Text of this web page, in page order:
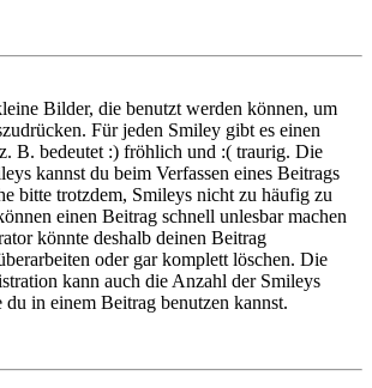
Bilder, die benutzt werden können, um
Für jeden Smiley gibt es einen
B. bedeutet :) fröhlich und :( traurig. Die
kannst du beim Verfassen eines Beitrags
bitte trotzdem, Smileys nicht zu häufig zu
einen Beitrag schnell unlesbar machen
könnte deshalb deinen Beitrag
oder gar komplett löschen. Die
kann auch die Anzahl der Smileys
du in einem Beitrag benutzen kannst.